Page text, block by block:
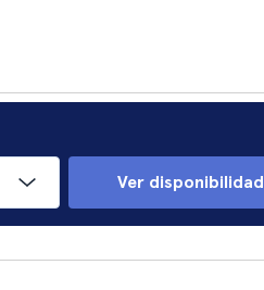
Ver disponibilidad